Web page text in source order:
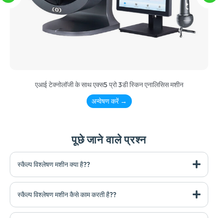
एआई टेक्नोलॉजी के साथ एक्स5 प्रो 3डी स्किन एनालिसिस मशीन
अन्वेषण करें →
पूछे जाने वाले प्रश्न
स्कैल्प विश्लेषण मशीन क्या है??
स्कैल्प विश्लेषण मशीन कैसे काम करती है??